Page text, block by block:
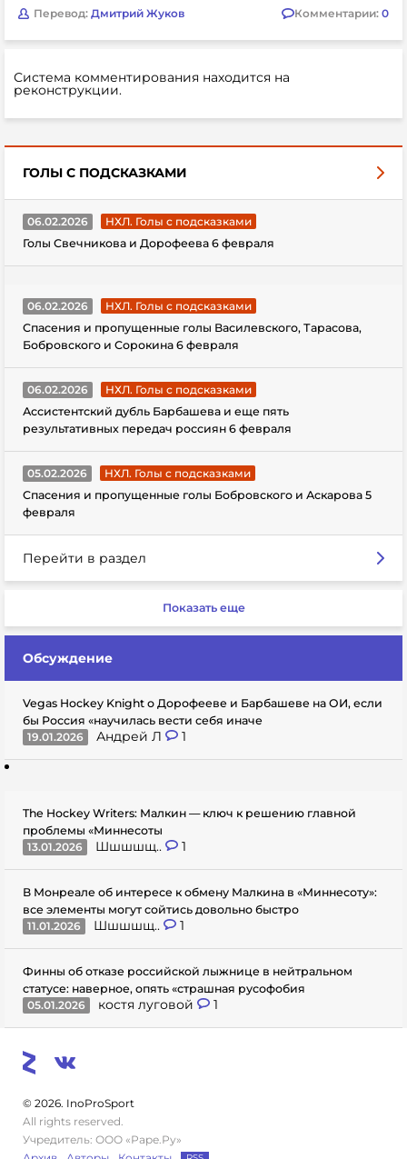
Перевод: Дмитрий Жуков Комментарии: 0
Система комментирования находится на
реконструкции.
ГОЛЫ С ПОДСКАЗКАМИ
06.02.2026
НХЛ. Голы с подсказками
Голы Свечникова и Дорофеева 6 февраля
06.02.2026
НХЛ. Голы с подсказками
Спасения и пропущенные голы Василевского, Тарасова,
Бобровского и Сорокина 6 февраля
06.02.2026
НХЛ. Голы с подсказками
Ассистентский дубль Барбашева и еще пять
результативных передач россиян 6 февраля
05.02.2026
НХЛ. Голы с подсказками
Спасения и пропущенные голы Бобровского и Аскарова 5
февраля
Перейти в раздел
Показать еще
Обсуждение
Vegas Hockey Knight о Дорофееве и Барбашеве на ОИ, если
бы Россия «научилась вести себя иначе
19.01.2026
Андрей Л 1
The Hockey Writers: Малкин — ключ к решению главной
проблемы «Миннесоты
13.01.2026
Шшшшщ.. 1
В Монреале об интересе к обмену Малкина в «Миннесоту»:
все элементы могут сойтись довольно быстро
11.01.2026
Шшшшщ.. 1
Финны об отказе российской лыжнице в нейтральном
статусе: наверное, опять «страшная русофобия
05.01.2026
костя луговой 1
© 2026. InoProSport
All rights reserved.
Учредитель: ООО «Раре.Ру»